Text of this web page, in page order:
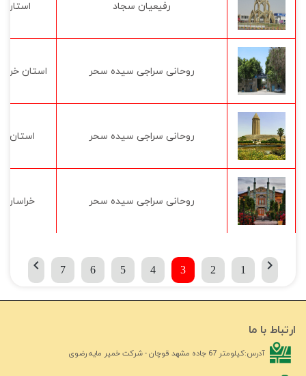
رفیعیان سجاد استان
روحانی سراجی سیده سحر استان
روحانی سراجی سیده سحر استان
روحانی سراجی سیده سحر خراسان
chevron_right
1
2
3
4
5
6
7
chevron_left
ارتباط با ما
آدرس:کیلومتر 67 جاده مشهد قوچان - شرکت خمیر مایه رضوی